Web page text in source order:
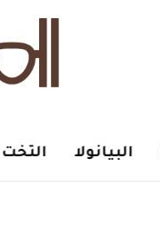
البيانولا التخت